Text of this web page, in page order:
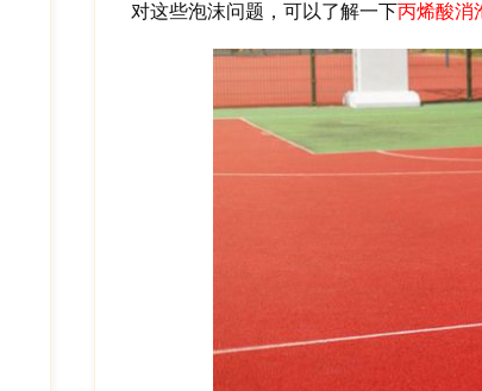
对这些泡沫问题，可以了解一下丙烯酸消